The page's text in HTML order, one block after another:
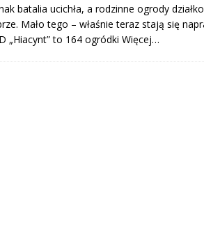
batalia ucichła, a rodzinne ogrody
Mało tego – właśnie teraz stają się
„Hiacynt” to 164 ogródki Więcej…